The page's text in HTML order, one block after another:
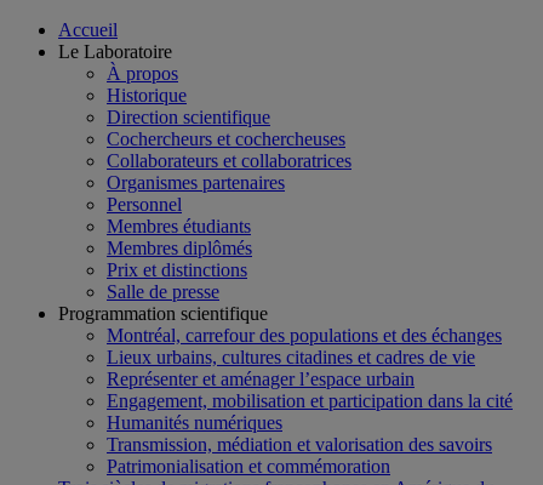
Accueil
Le Laboratoire
À propos
Historique
Direction scientifique
Cochercheurs et cochercheuses
Collaborateurs et collaboratrices
Organismes partenaires
Personnel
Membres étudiants
Membres diplômés
Prix et distinctions
Salle de presse
Programmation scientifique
Montréal, carrefour des populations et des échanges
Lieux urbains, cultures citadines et cadres de vie
Représenter et aménager l’espace urbain
Engagement, mobilisation et participation dans la cité
Humanités numériques
Transmission, médiation et valorisation des savoirs
Patrimonialisation et commémoration